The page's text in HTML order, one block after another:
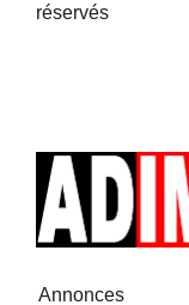
réservés
Annonces